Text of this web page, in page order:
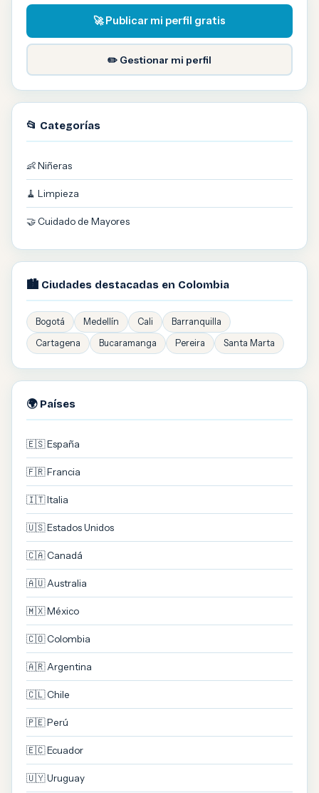
🚀 Publicar mi perfil gratis
✏️ Gestionar mi perfil
📂 Categorías
👶 Niñeras
🧹 Limpieza
🤝 Cuidado de Mayores
🏙️ Ciudades destacadas en Colombia
Bogotá Medellín Cali
Barranquilla
Cartagena
Bucaramanga Pereira Santa Marta
🌍 Países
🇪🇸 España
🇫🇷 Francia
🇮🇹 Italia
🇺🇸 Estados Unidos
🇨🇦 Canadá
🇦🇺 Australia
🇲🇽 México
🇨🇴 Colombia
🇦🇷 Argentina
🇨🇱 Chile
🇵🇪 Perú
🇪🇨 Ecuador
🇺🇾 Uruguay